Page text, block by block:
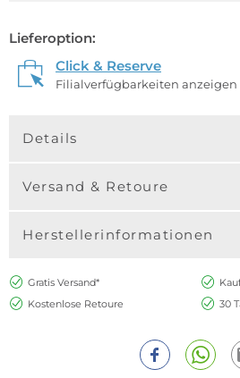
Lieferoption:
Click & Reserve
Filialverfügbarkeiten anzeigen
Details
Versand & Retoure
Herstellerinformationen
Gratis Versand*
Kostenlose Retoure
30